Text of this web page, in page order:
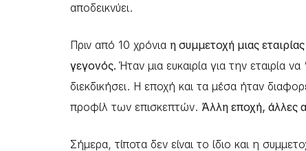
αποδεικνύει.
Πριν από 10 χρόνια η συμμετοχή μιας
γεγονός. Ήταν μια ευκαιρία για την εταιρία
διεκδικήσει. Η εποχή και τα μέσα ήταν
προφίλ των επισκεπτών. Άλλη εποχή, άλλες
Σήμερα, τίποτα δεν είναι το ίδιο και η